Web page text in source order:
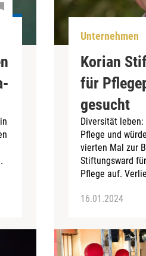
Unternehmen
Korian
für
gesucht
Diversität
Pflege und
vierten Mal zur
Stiftungsward
Pflege auf.
16.01.2024